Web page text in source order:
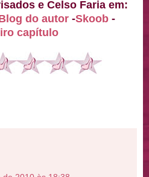
e Celso Faria em:
do autor -Skoob -
capítulo